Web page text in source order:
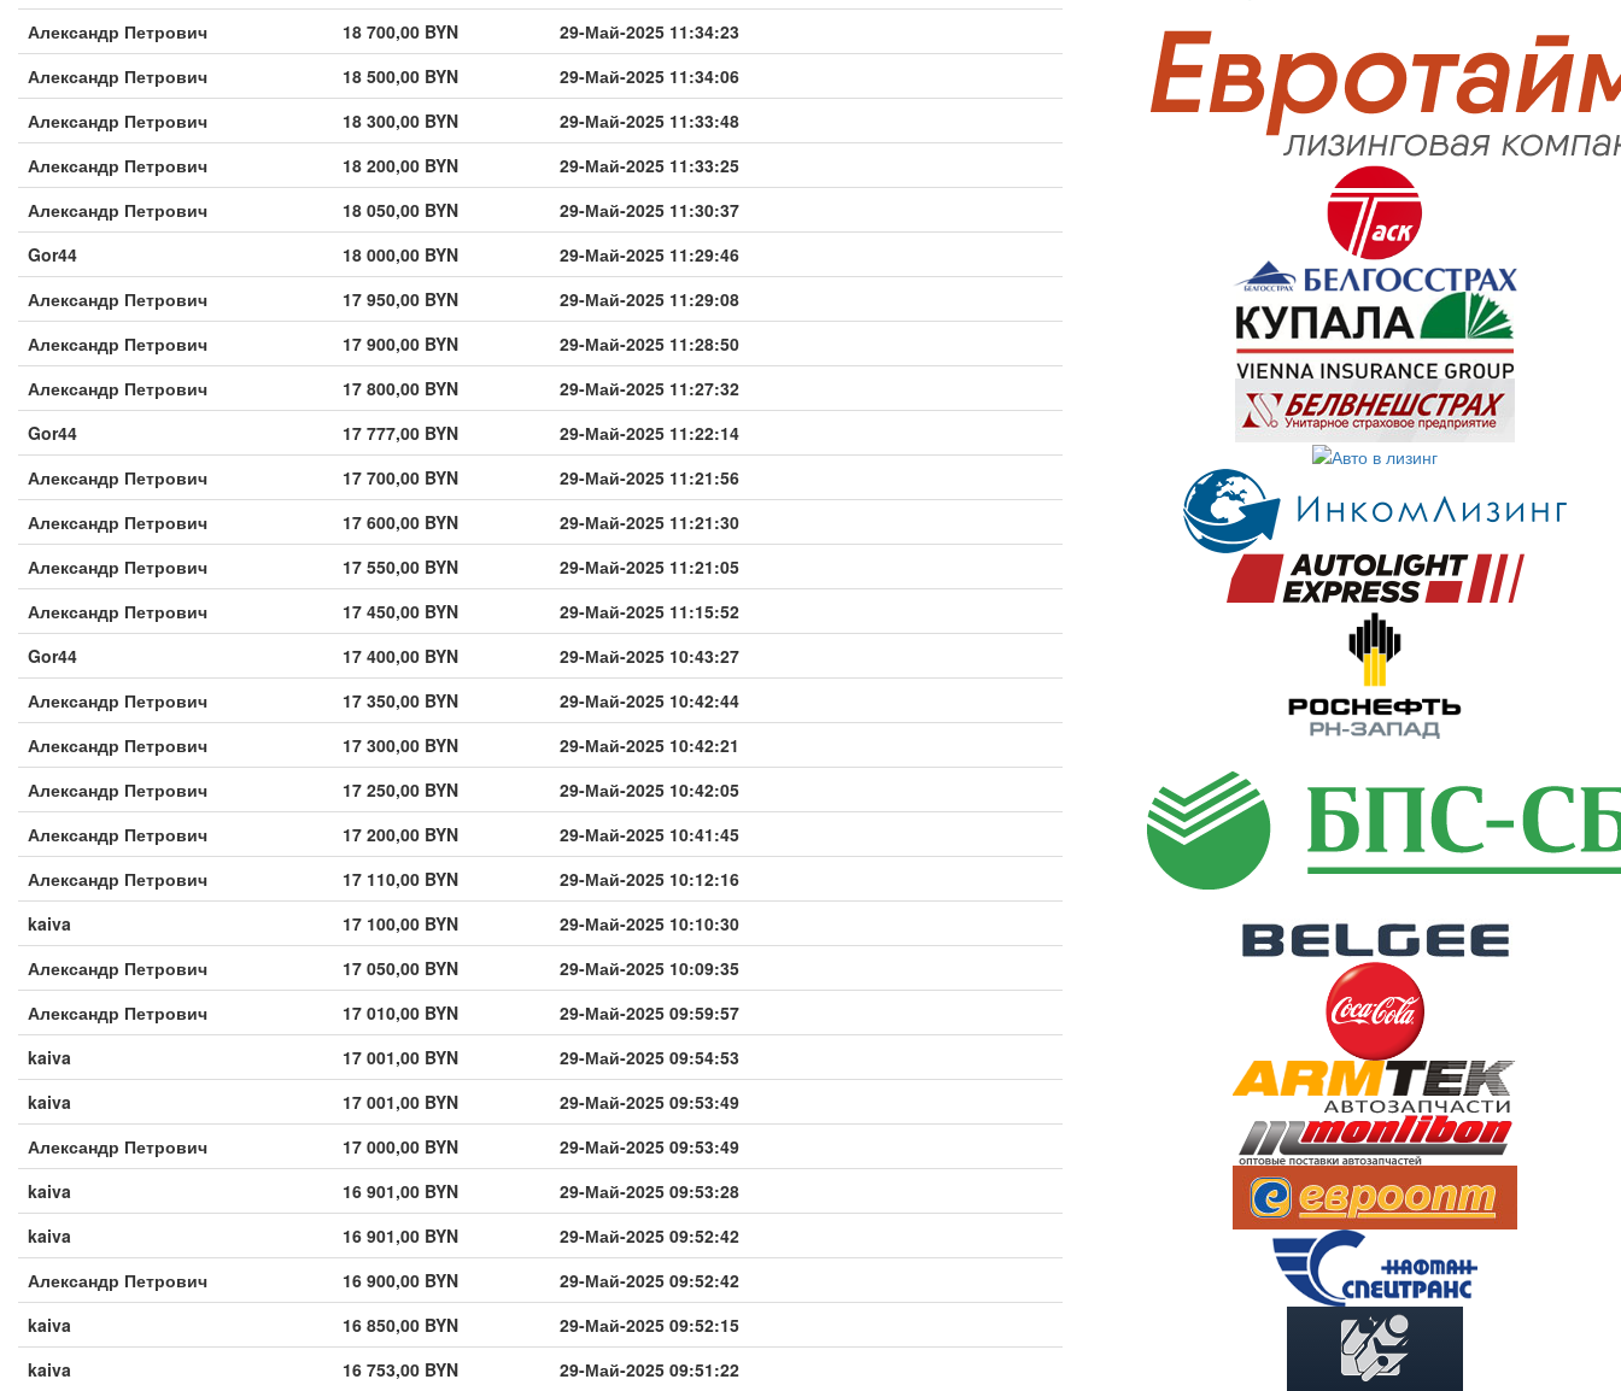
Александр Петрович
18 700,00 BYN
29-Май-2025 11:34:23
Александр Петрович
18 500,00 BYN
29-Май-2025 11:34:06
Александр Петрович
18 300,00 BYN
29-Май-2025 11:33:48
Александр Петрович
18 200,00 BYN
29-Май-2025 11:33:25
Александр Петрович
18 050,00 BYN
29-Май-2025 11:30:37
Gor44
18 000,00 BYN
29-Май-2025 11:29:46
Александр Петрович
17 950,00 BYN
29-Май-2025 11:29:08
Александр Петрович
17 900,00 BYN
29-Май-2025 11:28:50
Александр Петрович
17 800,00 BYN
29-Май-2025 11:27:32
Gor44
17 777,00 BYN
29-Май-2025 11:22:14
Александр Петрович
17 700,00 BYN
29-Май-2025 11:21:56
Александр Петрович
17 600,00 BYN
29-Май-2025 11:21:30
Александр Петрович
17 550,00 BYN
29-Май-2025 11:21:05
Александр Петрович
17 450,00 BYN
29-Май-2025 11:15:52
Gor44
17 400,00 BYN
29-Май-2025 10:43:27
Александр Петрович
17 350,00 BYN
29-Май-2025 10:42:44
Александр Петрович
17 300,00 BYN
29-Май-2025 10:42:21
Александр Петрович
17 250,00 BYN
29-Май-2025 10:42:05
Александр Петрович
17 200,00 BYN
29-Май-2025 10:41:45
Александр Петрович
17 110,00 BYN
29-Май-2025 10:12:16
kaiva
17 100,00 BYN
29-Май-2025 10:10:30
Александр Петрович
17 050,00 BYN
29-Май-2025 10:09:35
Александр Петрович
17 010,00 BYN
29-Май-2025 09:59:57
kaiva
17 001,00 BYN
29-Май-2025 09:54:53
kaiva
17 001,00 BYN
29-Май-2025 09:53:49
Александр Петрович
17 000,00 BYN
29-Май-2025 09:53:49
kaiva
16 901,00 BYN
29-Май-2025 09:53:28
kaiva
16 901,00 BYN
29-Май-2025 09:52:42
Александр Петрович
16 900,00 BYN
29-Май-2025 09:52:42
kaiva
16 850,00 BYN
29-Май-2025 09:52:15
kaiva
16 753,00 BYN 29-Май-2025 09:51:22